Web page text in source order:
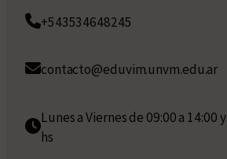
+543534648245
contacto@eduvim.unvm.edu.ar
Lunes a Viernes de 09:00 a 14:00
hs